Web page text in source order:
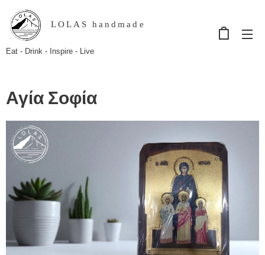
LOLAS handmade
Eat - Drink - Inspire - Live
Αγία Σοφία